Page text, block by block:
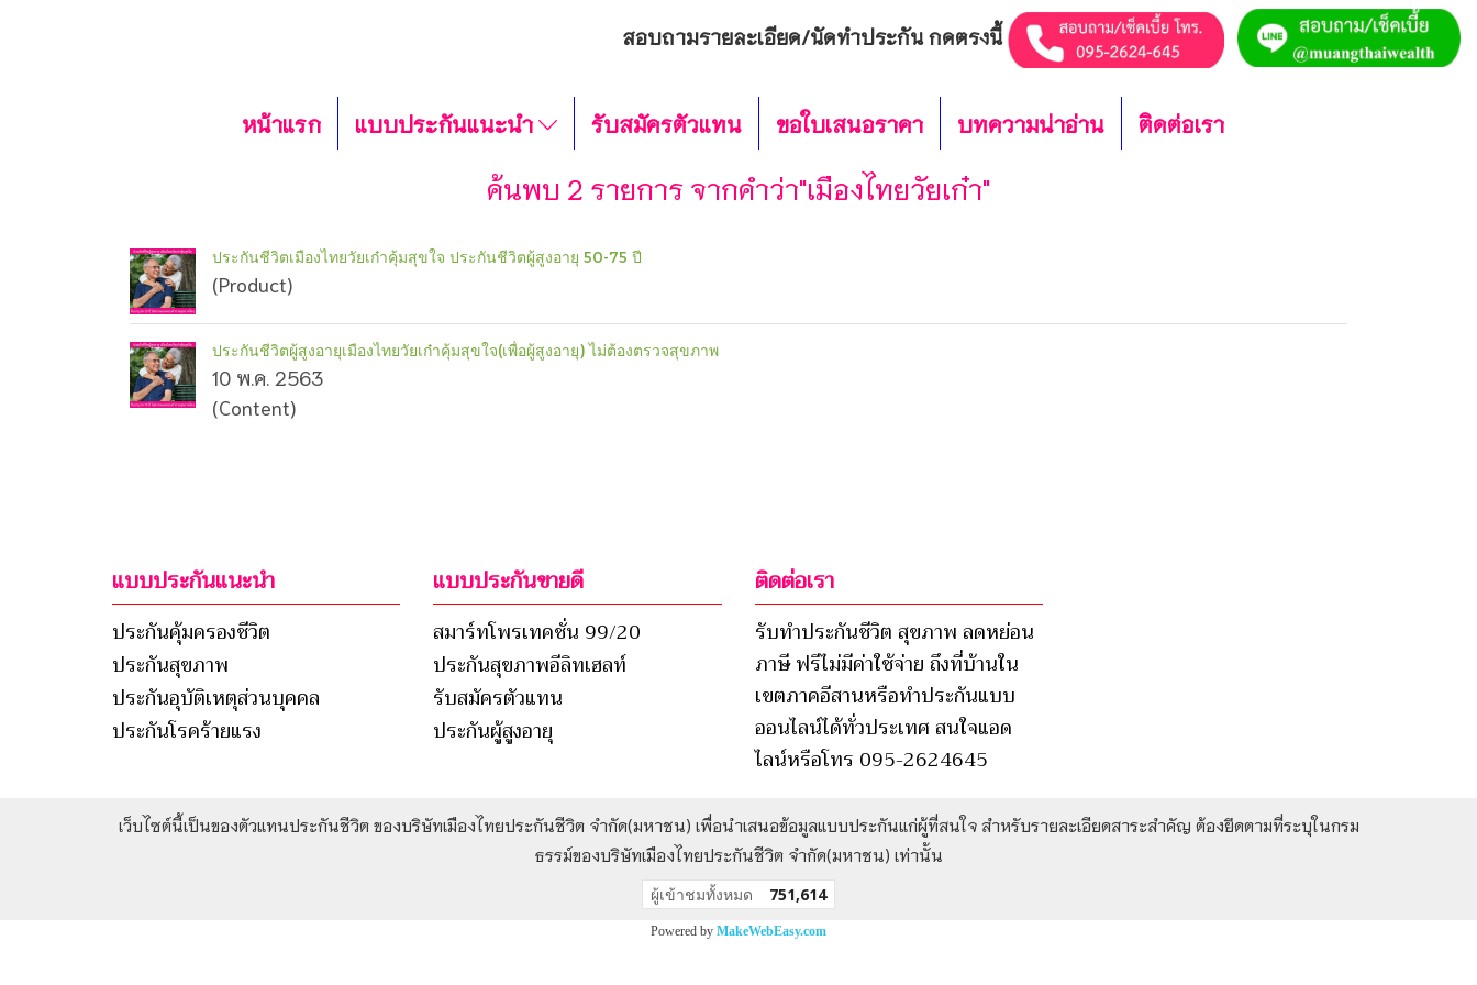
สอบถามรายละเอียด/นัดทำประกัน กดตรงนี้
หน้าแรก แบบประกันแนะนำ รับสมัครตัวแทน ขอใบเสนอราคา บทความน่าอ่าน ติดต่อเรา
ค้นพบ 2 รายการ จากคำว่า"เมืองไทยวัยเก๋า"
ประกันชีวิตเมืองไทยวัยเก๋าคุ้มสุขใจ ประกันชีวิตผู้สูงอายุ 50-75 ปี
(Product)
ประกันชีวิตผู้สูงอายุเมืองไทยวัยเก๋าคุ้มสุขใจ(เพื่อผู้สูงอายุ) ไม่ต้องตรวจสุขภาพ
10 พ.ค. 2563
(Content)
แบบประกันแนะนำ
ประกันคุ้มครองชีวิต
ประกันสุขภาพ
ประกันอุบัติเหตุส่วนบุคคล
ประกันโรคร้ายแรง
แบบประกันขายดี
สมาร์ทโพรเทคชั่น 99/20
ประกันสุขภาพอีลิทเฮลท์
รับสมัครตัวแทน
ประกันผู้สูงอายุ
ติดต่อเรา
รับทำประกันชีวิต สุขภาพ ลดหย่อน
ภาษี ฟรีไม่มีค่าใช้จ่าย ถึงที่บ้านใน
เขตภาคอีสานหรือทำประกันแบบ
ออนไลน์ได้ทั่วประเทศ สนใจแอด
ไลน์หรือโทร 095-2624645
เว็บไซต์นี้เป็นของตัวแทนประกันชีวิต ของบริษัทเมืองไทยประกันชีวิต จำกัด(มหาชน) เพื่อนำเสนอข้อมูลแบบประกันแก่ผู้ที่สนใจ สำหรับรายละเอียดสาระสำคัญ ต้องยึดตามที่ระบุในกรม
ธรรม์ของบริษัทเมืองไทยประกันชีวิต จำกัด(มหาชน) เท่านั้น
ผู้เข้าชมทั้งหมด 751,614
Powered by MakeWebEasy.com